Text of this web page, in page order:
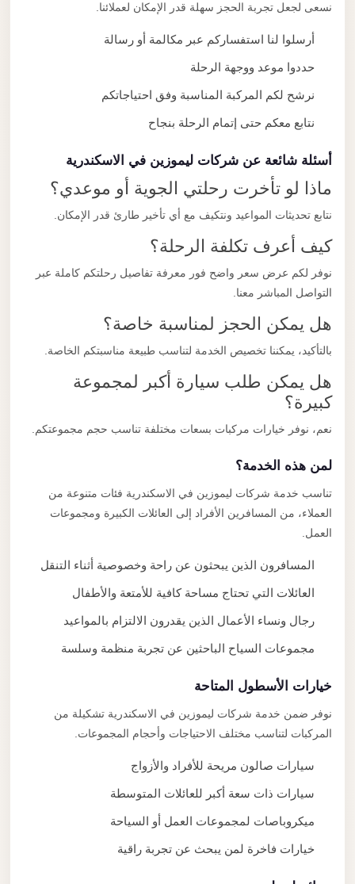
نسعى لجعل تجربة الحجز سهلة قدر الإمكان لعملائنا.
أرسلوا لنا استفساركم عبر مكالمة أو رسالة
حددوا موعد ووجهة الرحلة
نرشح لكم المركبة المناسبة وفق احتياجاتكم
نتابع معكم حتى إتمام الرحلة بنجاح
أسئلة شائعة عن شركات ليموزين في الاسكندرية
ماذا لو تأخرت رحلتي الجوية أو موعدي؟
نتابع تحديثات المواعيد ونتكيف مع أي تأخير طارئ قدر الإمكان.
كيف أعرف تكلفة الرحلة؟
نوفر لكم عرض سعر واضح فور معرفة تفاصيل رحلتكم كاملة عبر
التواصل المباشر معنا.
هل يمكن الحجز لمناسبة خاصة؟
بالتأكيد، يمكننا تخصيص الخدمة لتناسب طبيعة مناسبتكم الخاصة.
هل يمكن طلب سيارة أكبر لمجموعة
كبيرة؟
نعم، نوفر خيارات مركبات بسعات مختلفة تناسب حجم مجموعتكم.
لمن هذه الخدمة؟
تناسب خدمة شركات ليموزين في الاسكندرية فئات متنوعة من
العملاء، من المسافرين الأفراد إلى العائلات الكبيرة ومجموعات
العمل.
المسافرون الذين يبحثون عن راحة وخصوصية أثناء التنقل
العائلات التي تحتاج مساحة كافية للأمتعة والأطفال
رجال ونساء الأعمال الذين يقدرون الالتزام بالمواعيد
مجموعات السياح الباحثين عن تجربة منظمة وسلسة
خيارات الأسطول المتاحة
نوفر ضمن خدمة شركات ليموزين في الاسكندرية تشكيلة من
المركبات لتناسب مختلف الاحتياجات وأحجام المجموعات.
سيارات صالون مريحة للأفراد والأزواج
سيارات ذات سعة أكبر للعائلات المتوسطة
ميكروباصات لمجموعات العمل أو السياحة
خيارات فاخرة لمن يبحث عن تجربة راقية